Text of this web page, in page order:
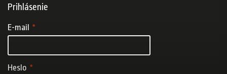
Prihlásenie
E-mail
Heslo